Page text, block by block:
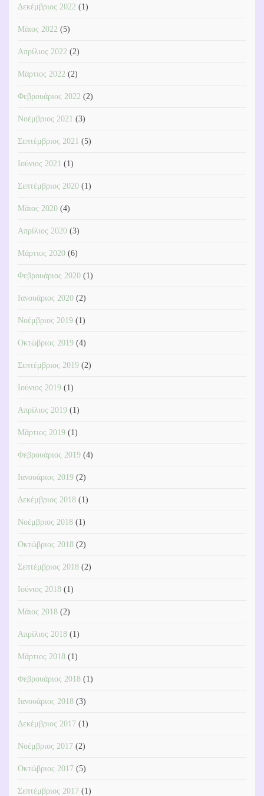
Δεκέμβριος 2022 (1)
Μάιος 2022 (5)
Απρίλιος 2022 (2)
Μάρτιος 2022 (2)
Φεβρουάριος 2022 (2)
Νοέμβριος 2021 (3)
Σεπτέμβριος 2021 (5)
Ιούνιος 2021 (1)
Σεπτέμβριος 2020 (1)
Μάιος 2020 (4)
Απρίλιος 2020 (3)
Μάρτιος 2020 (6)
Φεβρουάριος 2020 (1)
Ιανουάριος 2020 (2)
Νοέμβριος 2019 (1)
Οκτώβριος 2019 (4)
Σεπτέμβριος 2019 (2)
Ιούνιος 2019 (1)
Απρίλιος 2019 (1)
Μάρτιος 2019 (1)
Φεβρουάριος 2019 (4)
Ιανουάριος 2019 (2)
Δεκέμβριος 2018 (1)
Νοέμβριος 2018 (1)
Οκτώβριος 2018 (2)
Σεπτέμβριος 2018 (2)
Ιούνιος 2018 (1)
Μάιος 2018 (2)
Απρίλιος 2018 (1)
Μάρτιος 2018 (1)
Φεβρουάριος 2018 (1)
Ιανουάριος 2018 (3)
Δεκέμβριος 2017 (1)
Νοέμβριος 2017 (2)
Οκτώβριος 2017 (5)
Σεπτέμβριος 2017 (1)